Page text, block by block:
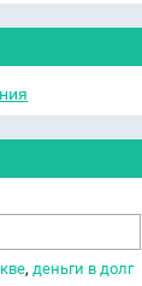
, деньги в долг